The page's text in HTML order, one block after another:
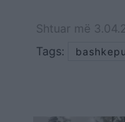
Shtuar më
Tags: